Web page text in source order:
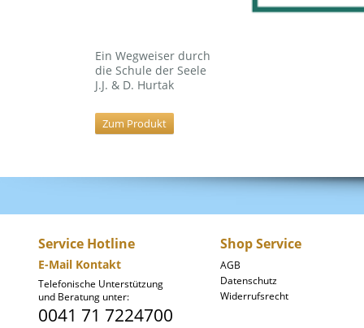
Ein Wegweiser durch
die Schule der Seele
J.J. & D. Hurtak
Zum Produkt
Service Hotline
E-Mail Kontakt
Telefonische Unterstützung
und Beratung unter:
0041 71 7224700
Shop Service
AGB
Datenschutz
Widerrufsrecht